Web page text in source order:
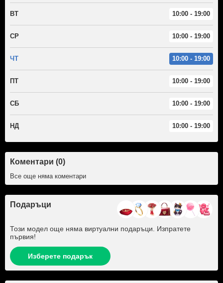
ВТ 10:00 - 19:00
СР 10:00 - 19:00
ЧТ 10:00 - 19:00
ПТ 10:00 - 19:00
СБ 10:00 - 19:00
НД 10:00 - 19:00
Коментари (0)
Все още няма коментари
Подаръци
Този модел още няма виртуални подаръци. Изпратете
първия!
Изберете подарък